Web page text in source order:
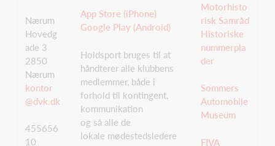
Nærum
Hovedg
ade 3
2850
Nærum
kontor
@dvk.dk
455656
10
App Store (iPhone)
Google Play (Android)
Holdsport bruges til at
håndterer alle klubbens
medlemmer, både i
forhold til kontingent,
kommunikation
og så alle de
lokale mødestedsledere
Motorhisto
risk Samråd
Historiske
nummerpla
der
Sommers
Automobile
Museum
FIVA